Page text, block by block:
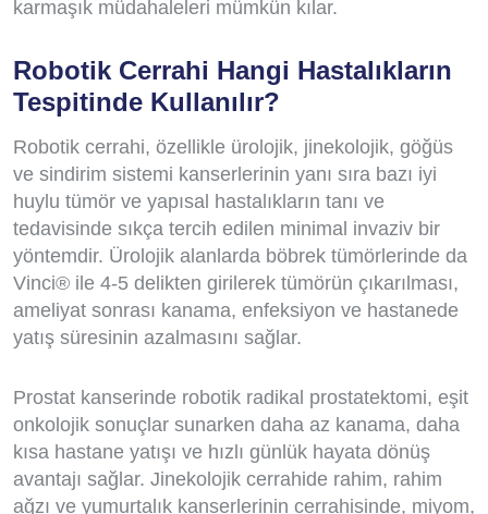
karmaşık müdahaleleri mümkün kılar.
Robotik Cerrahi Hangi Hastalıkların
Tespitinde Kullanılır?
Robotik cerrahi, özellikle ürolojik, jinekolojik, göğüs
ve sindirim sistemi kanserlerinin yanı sıra bazı iyi
huylu tümör ve yapısal hastalıkların tanı ve
tedavisinde sıkça tercih edilen minimal invaziv bir
yöntemdir. Ürolojik alanlarda böbrek tümörlerinde da
Vinci® ile 4-5 delikten girilerek tümörün çıkarılması,
ameliyat sonrası kanama, enfeksiyon ve hastanede
yatış süresinin azalmasını sağlar.
Prostat kanserinde robotik radikal prostatektomi, eşit
onkolojik sonuçlar sunarken daha az kanama, daha
kısa hastane yatışı ve hızlı günlük hayata dönüş
avantajı sağlar. Jinekolojik cerrahide rahim, rahim
ağzı ve yumurtalık kanserlerinin cerrahisinde, miyom,